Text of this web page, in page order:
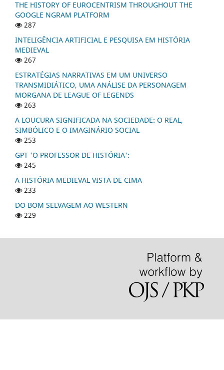
THE HISTORY OF EUROCENTRISM THROUGHOUT THE
GOOGLE NGRAM PLATFORM
287
INTELIGÊNCIA ARTIFICIAL E PESQUISA EM HISTÓRIA
MEDIEVAL
267
ESTRATÉGIAS NARRATIVAS EM UM UNIVERSO
TRANSMIDIÁTICO, UMA ANÁLISE DA PERSONAGEM
MORGANA DE LEAGUE OF LEGENDS
263
A LOUCURA SIGNIFICADA NA SOCIEDADE: O REAL,
SIMBÓLICO E O IMAGINÁRIO SOCIAL
253
GPT 'O PROFESSOR DE HISTÓRIA':
245
A HISTÓRIA MEDIEVAL VISTA DE CIMA
233
DO BOM SELVAGEM AO WESTERN
229